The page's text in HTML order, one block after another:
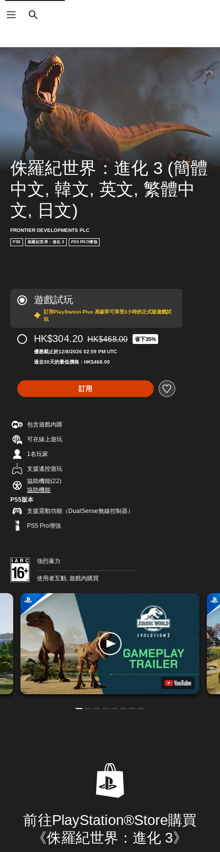
搜
尋
侏羅紀世界：進化 3 (簡體
中文, 韓文, 英文, 繁體中
文, 日文)
FRONTIER DEVELOPMENTS PLC
PS5 侏羅紀世界：進化 3 PS5 PRO增強
遊戲試玩
訂用PlayStation Plus 高級即可享受2小時的正式版遊戲試
玩
HK$304.20 折扣前原價為HK$468.00
HK$468.00 省下35%
優惠截止於12/8/2026 02:59 PM UTC
過去30天的最低價格：HK$468.00
訂用
包含遊戲內購
可在線上遊玩
1名玩家
支援遙控遊玩
協助機能(22)
協助機能
PS5版本
支援震動功能（DualSense無線控制器）
PS5 Pro增強
強烈暴力
使用者互動, 遊戲內購買
前往PlayStation®Store購買
《侏羅紀世界：進化 3》